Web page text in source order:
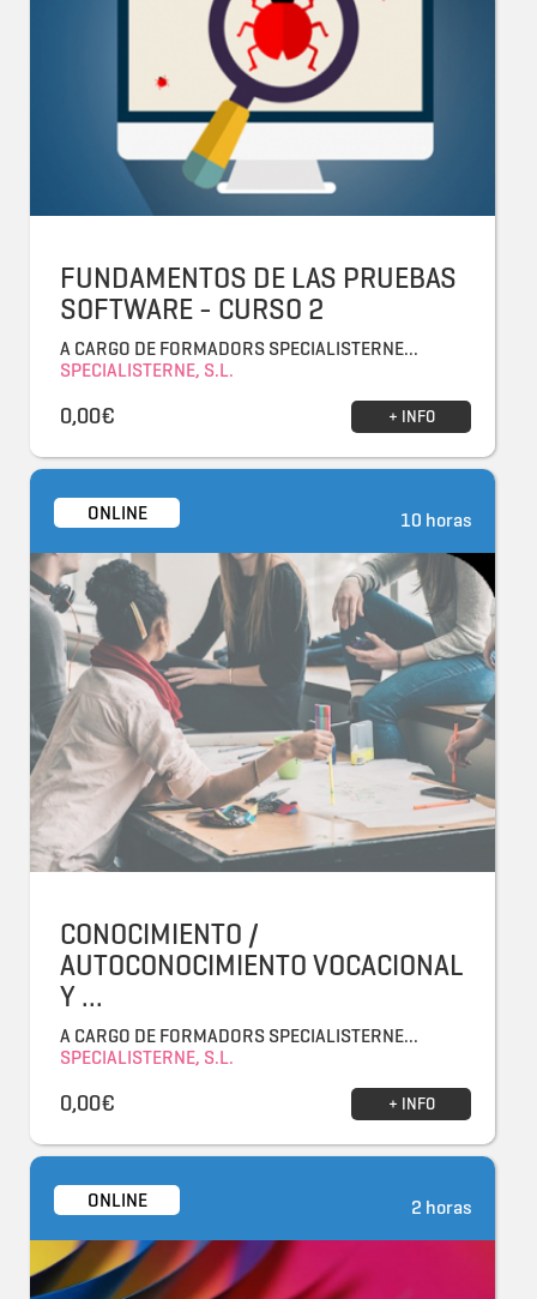
FUNDAMENTOS DE LAS PRUEBAS
SOFTWARE - CURSO 2
A CARGO DE FORMADORS SPECIALISTERNE...
SPECIALISTERNE, S.L.
0,00€ + INFO
10 horas
ONLINE
CONOCIMIENTO /
AUTOCONOCIMIENTO VOCACIONAL
Y ...
A CARGO DE FORMADORS SPECIALISTERNE...
SPECIALISTERNE, S.L.
0,00€ + INFO
2 horas
ONLINE